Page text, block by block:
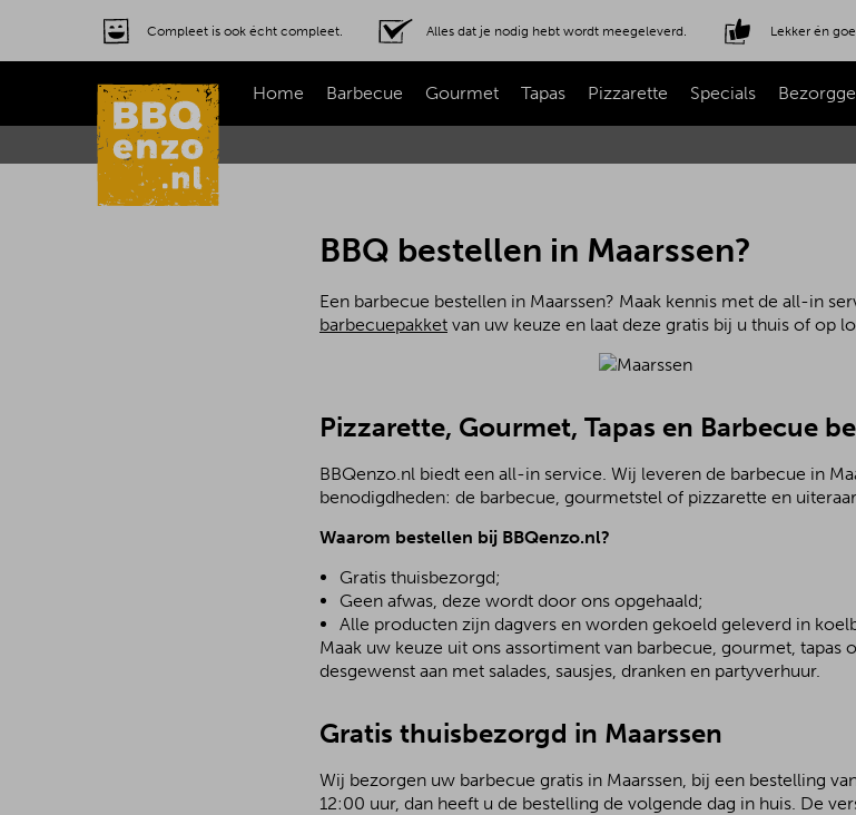
Compleet is ook écht compleet. Alles dat je nodig hebt wordt meegeleverd. Lekker én
Home Barbecue Gourmet Tapas Pizzarette Specials
BBQ bestellen in Maarssen?
Een barbecue bestellen in Maarssen? Maak kennis met de all-in
barbecuepakket van uw keuze en laat deze gratis bij u thuis of op
Pizzarette, Gourmet, Tapas en Barbecue
BBQenzo.nl biedt een all-in service. Wij leveren de barbecue in
benodigdheden: de barbecue, gourmetstel of pizzarette en
Waarom bestellen bij BBQenzo.nl?
Gratis thuisbezorgd;
Geen afwas, deze wordt door ons opgehaald;
Alle producten zijn dagvers en worden gekoeld geleverd in
Maak uw keuze uit ons assortiment van barbecue, gourmet, tapas
desgewenst aan met salades, sausjes, dranken en partyverhuur.
Gratis thuisbezorgd in Maarssen
Wij bezorgen uw barbecue gratis in Maarssen, bij een bestelling
12:00 uur, dan heeft u de bestelling de volgende dag in huis. De